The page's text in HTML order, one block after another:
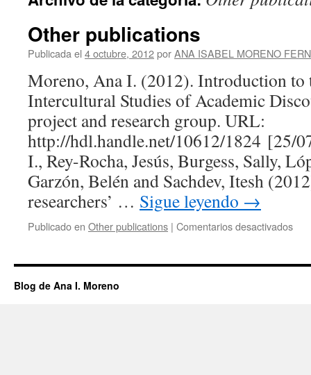
Other publications
Publicada el 4 octubre, 2012porANA ISABEL MORENO
Moreno, Ana I. (2012). Introduction to
Intercultural Studies of Academic
project and research group. URL:
http://hdl.handle.net/10612/1824 [25/
I., Rey-Rocha, Jesús, Burgess, Sally,
Garzón, Belén and Sachdev, Itesh
researchers’ … Sigue leyendo →
Publicado en Other publications | Comentarios desactivadosen
Blog de Ana I. Moreno